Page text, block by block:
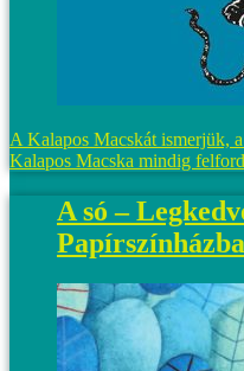
A Kalapos Macskát ismerjük,
Kalapos Macska mindig
A só –